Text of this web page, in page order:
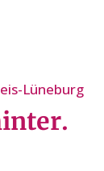
Lüneburg